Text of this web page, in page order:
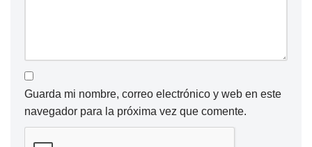
Guarda mi nombre, correo electrónico y web en este
navegador para la próxima vez que comente.